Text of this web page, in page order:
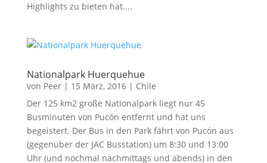
Highlights zu bieten hat....
Nationalpark Huerquehue
von Peer| 15 März, 2016| Chile
Der 125 km2 große Nationalpark liegt nur 45
Busminuten von Pucón entfernt und hat uns
begeistert. Der Bus in den Park fährt von Pucón aus
(gegenüber der JAC Busstation) um 8:30 und 13:00
Uhr (und nochmal nachmittags und abends) in den